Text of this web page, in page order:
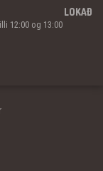
LOKAÐ
12:00 og 13:00